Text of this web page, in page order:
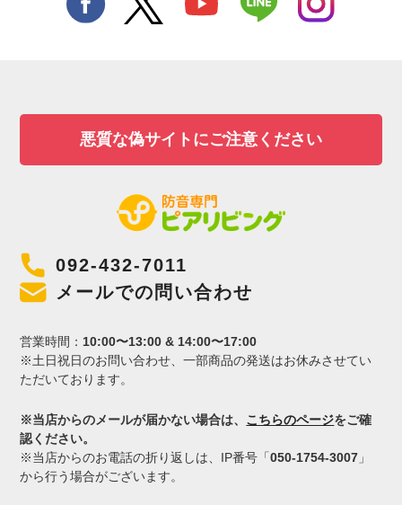
悪質な偽サイトにご注意ください
092-432-7011
メールでの問い合わせ
営業時間： 10:00〜13:00 & 14:00〜17:00
※土日祝日のお問い合わせ、一部商品の発送はお休みさせてい
ただいております。
※当店からのメールが届かない場合は、 こちらのページをご確
認ください。
※当店からのお電話の折り返しは、IP番号「050-1754-3007 」
から行う場合がございます。